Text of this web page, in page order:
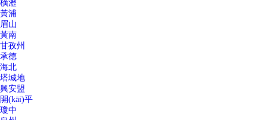
橫瀝
黃浦
眉山
黃南
甘孜州
承德
海北
塔城地
興安盟
開(kāi)平
瓊中